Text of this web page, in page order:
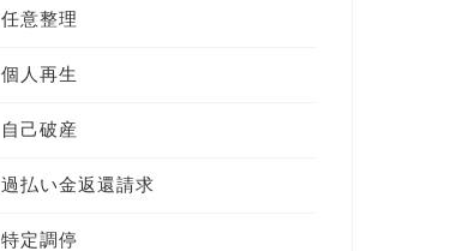
任意整理
個人再生
自己破産
過払い金返還請求
特定調停